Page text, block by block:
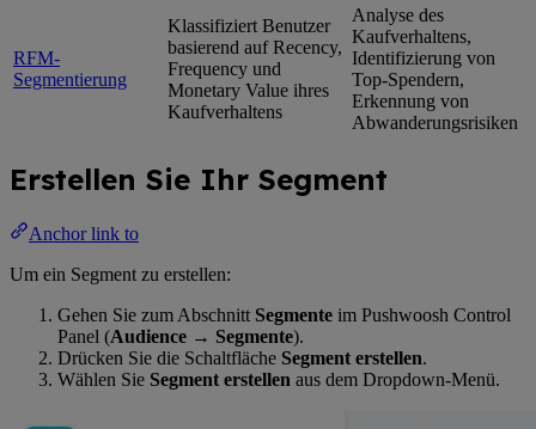
RFM-
Segmentierung
Klassifiziert Benutzer
basierend auf Recency,
Frequency und
Monetary Value ihres
Kaufverhaltens
Analyse des
Kaufverhaltens,
Identifizierung von
Top-Spendern,
Erkennung von
Abwanderungsrisiken
Erstellen Sie Ihr Segment
Anchor link to
Um ein Segment zu erstellen:
Gehen Sie zum Abschnitt Segmente im Pushwoosh Control
Panel (Audience → Segmente).
Drücken Sie die Schaltfläche Segment erstellen.
Wählen Sie Segment erstellen aus dem Dropdown-Menü.